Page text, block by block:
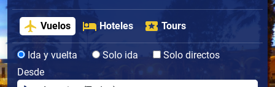
Vuelos Hoteles Tours
Ida y vuelta Solo ida
Solo directos
Desde